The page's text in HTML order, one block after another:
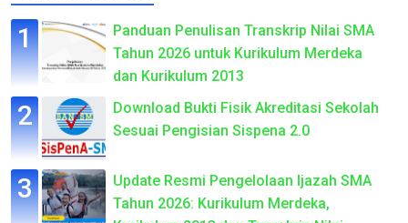
Panduan Penulisan Transkrip Nilai SMA
Tahun 2026 untuk Kurikulum Merdeka
dan Kurikulum 2013
Download Bukti Fisik Akreditasi Sekolah
Sesuai Pengisian Sispena 2.0
Update Resmi Pengelolaan Ijazah SMA
Tahun 2026: Kurikulum Merdeka,